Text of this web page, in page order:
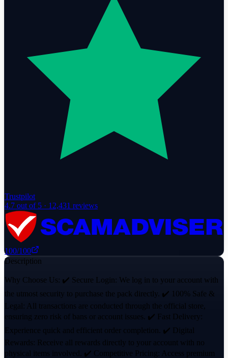
Trustpilot
4.7 out of 5 · 12,431 reviews
100/100
Description
Why Choose Us: ✔️ Secure Login: We log in to your account with
the utmost security to purchase the pack directly. ✔️ 100% Safe &
Legal: All transactions are conducted through the official store,
ensuring zero risk of bans or account issues. ✔️ Fast Delivery:
Experience quick and efficient order completion. ✔️ Digital
Rewards: Receive all rewards directly to your account with no
physical items involved. ✔️ Competitive Pricing: Access premium